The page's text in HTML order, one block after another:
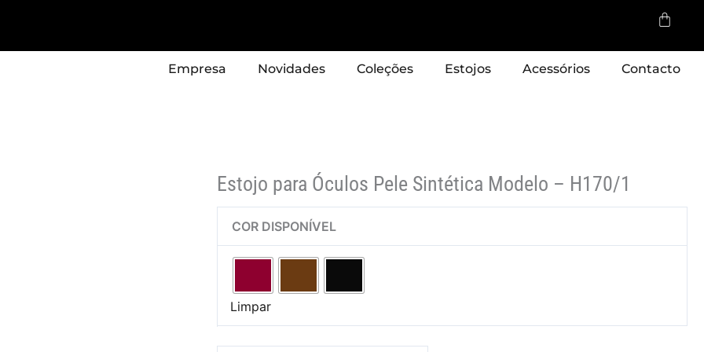
Cart
Empresa Novidades Coleções Estojos Acessórios Contacto
Estojo para Óculos Pele Sintética Modelo – H170/1
COR DISPONÍVEL
Limpar
Estojo
para
-
H170/1